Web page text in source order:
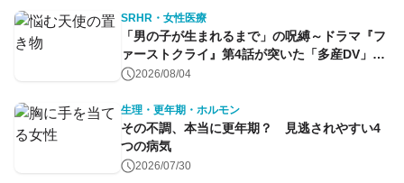
SRHR・女性医療
「男の子が生まれるまで」の呪縛～ドラマ『フ
ァーストクライ』第4話が突いた「多産DV」と
命のコントロール～
2026/08/04
生理・更年期・ホルモン
その不調、本当に更年期？ 見逃されやすい4
つの病気
2026/07/30